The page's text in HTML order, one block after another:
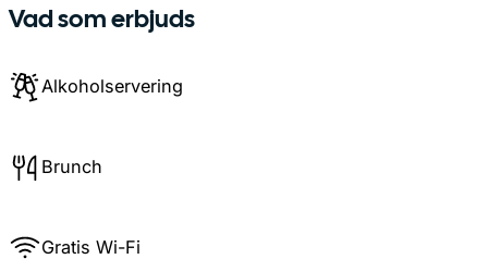
Vad som erbjuds
Alkoholservering
Brunch
Gratis Wi-Fi